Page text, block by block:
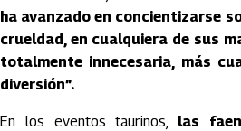
ha avanzado en concientizarse
crueldad, en cualquiera de sus
totalmente innecesaria, más
diversión”.
En los eventos taurinos, las